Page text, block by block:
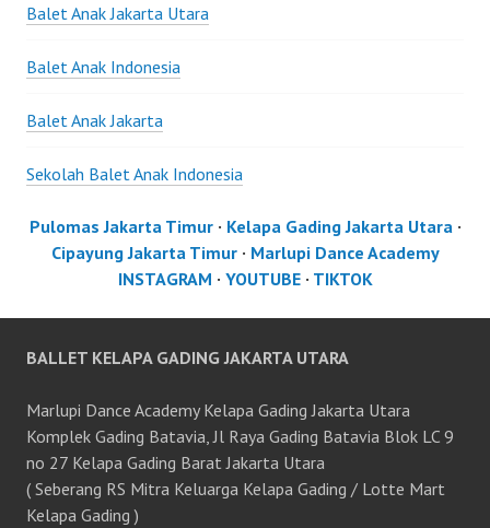
Balet Anak Jakarta Utara
Balet Anak Indonesia
Balet Anak Jakarta
Sekolah Balet Anak Indonesia
Pulomas Jakarta Timur· Kelapa Gading Jakarta Utara ·
Cipayung Jakarta Timur· Marlupi Dance Academy
INSTAGRAM · YOUTUBE· TIKTOK
BALLET KELAPA GADING JAKARTA UTARA
Marlupi Dance Academy Kelapa Gading Jakarta Utara
Komplek Gading Batavia, Jl Raya Gading Batavia Blok LC 9
no 27 Kelapa Gading Barat Jakarta Utara
( Seberang RS Mitra Keluarga Kelapa Gading / Lotte Mart
Kelapa Gading )